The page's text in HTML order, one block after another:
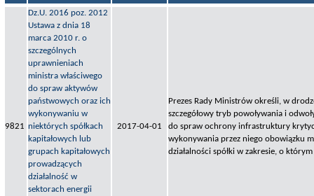
9821
Dz.U. 2016 poz. 2012
Ustawa z dnia 18
marca 2010 r. o
szczególnych
uprawnieniach
ministra właściwego
do spraw aktywów
państwowych oraz ich
wykonywaniu w
niektórych spółkach
kapitałowych lub
grupach kapitałowych
prowadzących
działalność w
sektorach energii
2017-04-01
Prezes Rady Ministrów określi, w
szczegółowy tryb powoływania i
do spraw ochrony infrastruktury
wykonywania przez niego obowiązku
działalności spółki w zakresie, o